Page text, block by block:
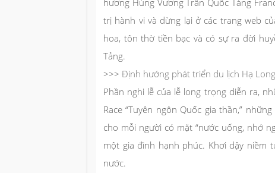
hương Hùng Vương Trần Quốc Tảng
trị hành vi và dừng lại ở các trang web
hoa, tôn thờ tiền bạc và có sự ra đời
Tảng.
>>> Định hướng phát triển du lịch Hạ
Phần nghi lễ của lễ long trọng diễn ra,
Race “Tuyên ngôn Quốc gia thần,”
cho mỗi người có mặt “nước uống, nhớ
một gia đình hạnh phúc. Khơi dậy niềm
nước.